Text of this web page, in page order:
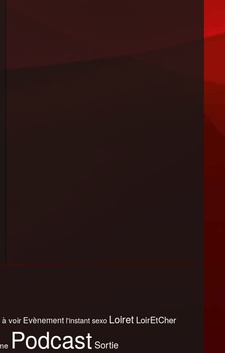
voir Evènement l'instant sexo Loiret LoirEtCher
Podcast Sortie